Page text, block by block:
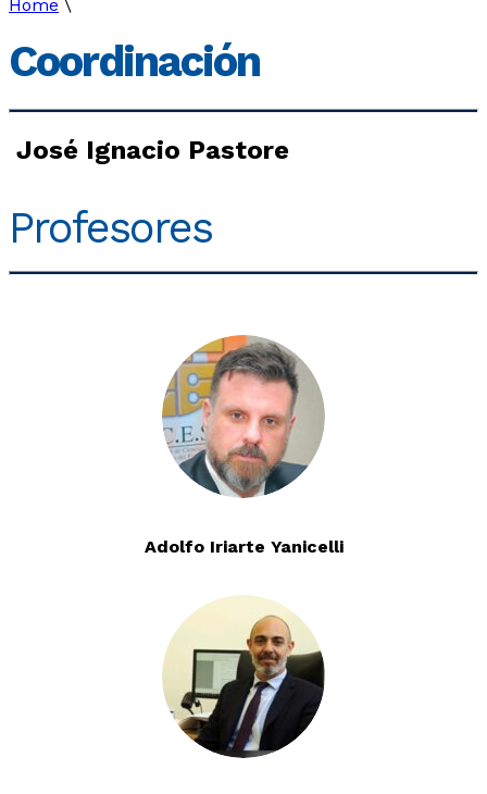
Home \
Coordinación
José Ignacio Pastore
Profesores
Adolfo Iriarte Yanicelli